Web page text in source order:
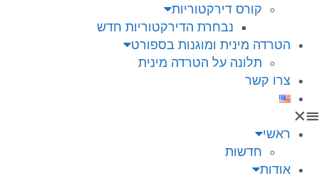
קורס דירקטוריות
נבחרת הדירקטוריות חדש
הטרדה מינית ומוגנות בספורט
תלונה על הטרדה מינית
צרו קשר
ראשי
חדשות
אודות